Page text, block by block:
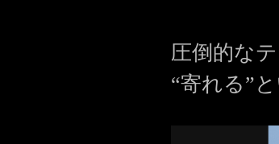
圧倒的な
“寄れる”